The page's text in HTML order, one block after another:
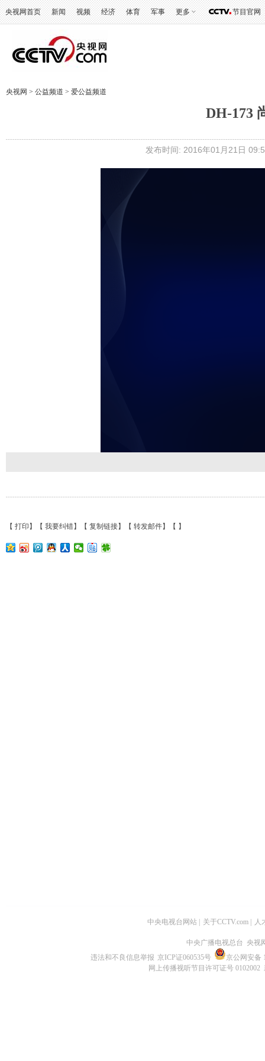
央视网首页 新闻 视频 经济 体育 军事 更多 节目官网
央视网 > 公益频道 > 爱公益频道
DH-173
发布时间: 2016年01月21日
【 打印 】【 我要纠错】【 复制链接】【 转发邮件】【 】
中央电视台网站 | 关于CCTV.com | 人
中央广播电视总台 央视
违法和不良信息举报 京ICP证060535号
京公网安备
网上传播视听节目许可证号 0102002